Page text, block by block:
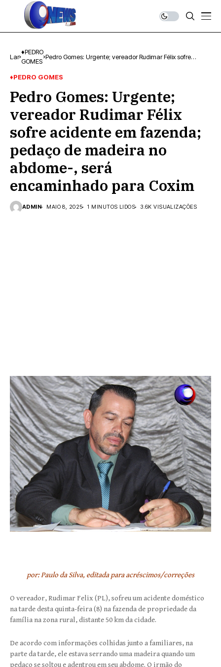
Lar
♦PEDRO
GOMES
Pedro Gomes: Urgente; vereador Rudimar Félix sofre
será encaminhado para Coxim
♦PEDRO GOMES
Pedro Gomes: Urgente;
vereador Rudimar Félix
sofre acidente em fazenda;
pedaço de madeira no
abdome-, será
encaminhado para Coxim
ADMIN MAIO 8, 2025 1 MINUTOS LIDOS 3.6K VISUALIZAÇÕES
por: Paulo da Silva, editada para acréscimos/correções
O vereador, Rudimar Felix (PL), sofreu um acidente doméstico
na tarde desta quinta-feira (8) na fazenda de propriedade da
família na zona rural, distante 50 km da cidade.
De acordo com informações colhidas junto a familiares, na
parte da tarde, ele estava serrando uma madeira quando um
pedaço se soltou e adentrou em seu abdome. O irmão do